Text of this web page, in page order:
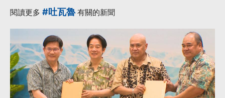
中國外交官·巴拉圭·
聯合國教科文組織
更多...
閱讀更多 #吐瓦魯有關的新聞